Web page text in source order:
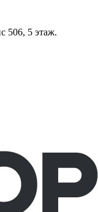
506, 5 этаж.